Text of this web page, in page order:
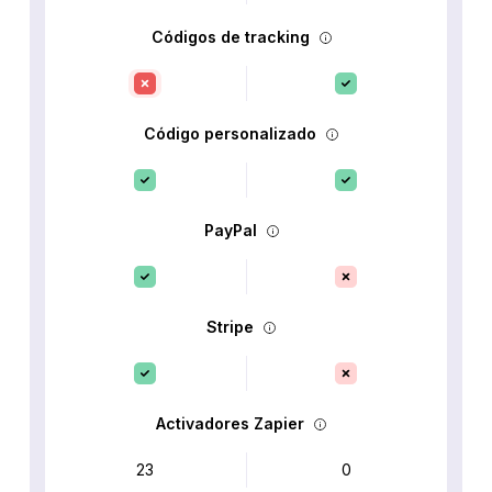
Códigos de tracking
Código personalizado
PayPal
Stripe
Activadores Zapier
23 0